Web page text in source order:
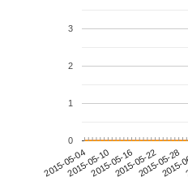
2015-05-042015-05-102015-05-162015-05-222015-05-28
0
1
2
3